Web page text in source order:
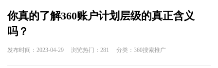
你真的了解360账户计划层级的真正含义
吗？
发布时间：2023-04-29 浏览热门：281 分类：360搜索推广